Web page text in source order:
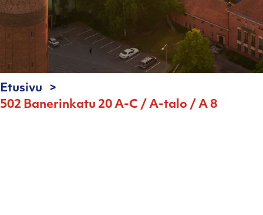
Etusivu
502 Banerinkatu 20 A-C / A-talo / A 8